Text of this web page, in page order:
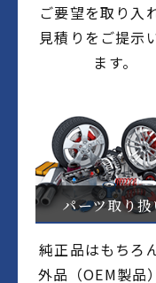
ご要望を取り入
見積りをご提示
ます。
パーツ取り
純正品はもちろ
外品（OEM製品